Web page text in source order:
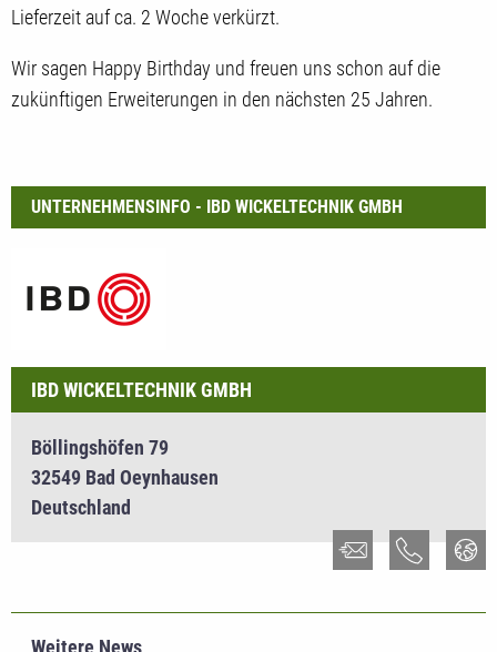
Lieferzeit auf ca. 2 Woche verkürzt.
Wir sagen Happy Birthday und freuen uns schon auf die
zukünftigen Erweiterungen in den nächsten 25 Jahren.
UNTERNEHMENSINFO - IBD WICKELTECHNIK GMBH
IBD WICKELTECHNIK GMBH
Böllingshöfen 79
32549 Bad Oeynhausen
Deutschland
Weitere News